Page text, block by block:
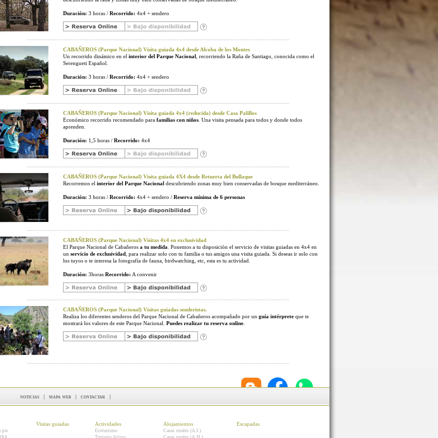
Duración: 3 horas / Recorrido: 4x4 + sendero
CABAÑEROS (Parque Nacional) Visita guiada 4x4 desde Alcoba de los Montes
Un recorrido dinámico en el interior del Parque Nacional , recorriendo la Raña de Santiago, conocida como el
Serengueti Español.
Duración: 3 horas / Recorrido: 4x4 + sendero
CABAÑEROS (Parque Nacional) Visita guiada 4x4 (reducida) desde Casa Palillos
Económico recorrido recomendado para familias con niños . Una visita pensada para todos y donde todos
aprenden.
Duración: 1,5 horas / Recorrido: 4x4
CABAÑEROS (Parque Nacional) Visita guiada 4X4 desde Retuerta del Bullaque
Recorremos el interior del Parque Nacional descubriendo zonas muy bien conservadas de bosque mediterráneo.
Duración: 3 horas / Recorrido: 4x4 + sendero / Reserva mínima de 6 personas
CABAÑEROS (Parque Nacional) Visitas 4x4 en exclusividad
El Parque Nacional de Cabañeros a tu medida . Ponemos a tu disposición el servicio de visitas guiadas en 4x4 en
un servicio de exclusividad , para realizar solo con tu familia o tus amigos una visita guiada. Si deseas ir solo con
los tuyos o te interesa la fotografía de fauna, birdwatching, etc, esta es tu actividad.
Duración: 3horas Recorrido: A convenir
CABAÑEROS (Parque Nacional) Visitas guiadas senderistas.
Realiza los diferentes senderos del Parque Nacional de Cabañeros acompañado por un guía intérprete que te
mostrará los valores de este Parque Nacional. Puedes realizar tu reserva online
noticias | mapa web | contactar |
pie
Visitas guiadas Actividades
Ecoturismo
Turismo Activo
Alojamientos
Casas rurales (A.I.)
Casas rurales (A.H.)
Escapadas